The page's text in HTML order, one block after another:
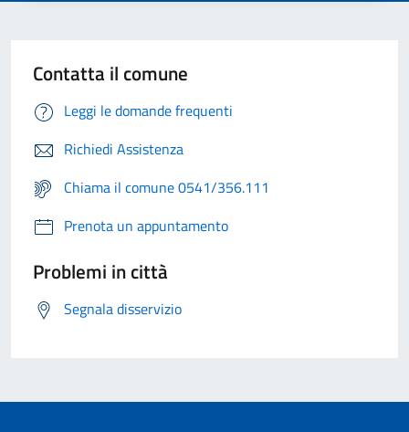
Contatta il comune
Leggi le domande frequenti
Richiedi Assistenza
Chiama il comune 0541/356.111
Prenota un appuntamento
Problemi in città
Segnala disservizio